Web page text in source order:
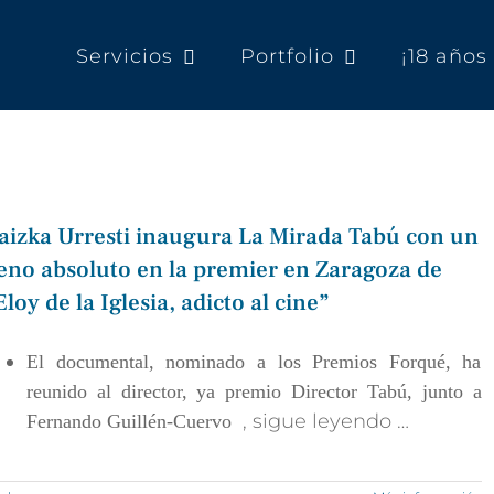
Servicios Portfolio ¡18
Urresti inaugura La Mirada Tabú con un
absoluto en la premier en Zaragoza de
de la Iglesia, adicto al cine”
El documental, nominado a los Premios Forqué, ha
reunido al director,ya premio Director Tabú, junto a
Fernando Guillén-Cuervo , sigue leyendo …